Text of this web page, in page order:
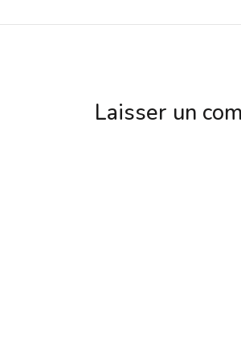
Laisser un